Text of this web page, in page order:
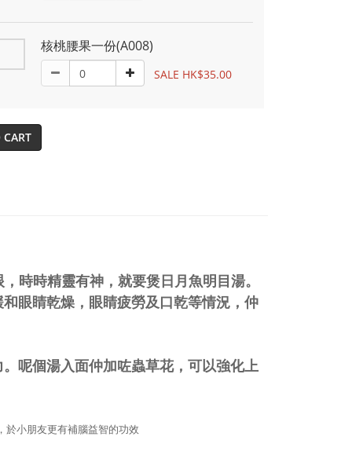
核桃腰果一份(A008)
SALE HK$35.00
時時精靈有神，就要煲日月魚明目湯。
眼睛乾燥，眼睛疲勞及口乾等情況，仲
呢個湯入面仲加咗蟲草花，可以強化上
於小朋友更有補腦益智的功效